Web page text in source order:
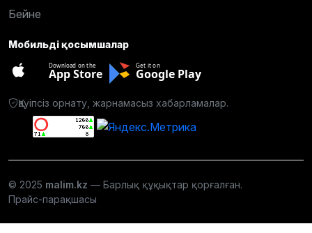
Бейне
Мобильді қосымшалар
Download on the
App Store
Get it on
Google Play
Қауіпсіз орнату, жарнамасыз хабарламалар.
© 2025 malim.kz — Барлық құқықтар қорғалған.
Прайс-парақшасы